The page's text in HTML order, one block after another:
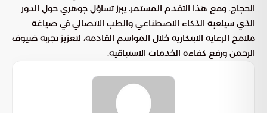
الحجاج. ومع هذا التقدم المستمر، يبرز تساؤل جوهري حول الدور
الذي سيلعبه الذكاء الاصطناعي والطب الاتصالي في صياغة
ملامح الرعاية الابتكارية خلال المواسم القادمة، لتعزيز تجربة ضيوف
الرحمن ورفع كفاءة الخدمات الاستباقية.